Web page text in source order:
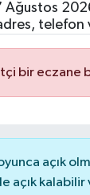
Ağustos
telefon
bir eczane
açık
açık kalabilir